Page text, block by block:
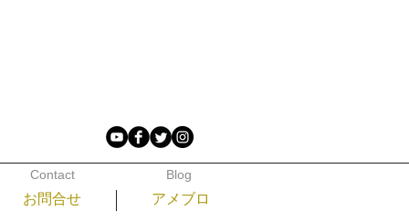
Contact Blog
お問合せ アメブロ